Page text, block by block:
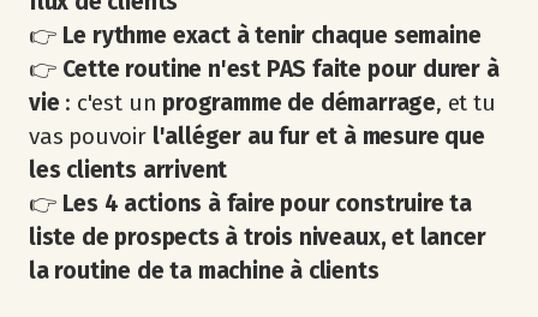
👉 Le rythme exact à tenir chaque semaine
👉 Cette routine n'est PAS faite pour durer à
vie : c'est un programme de démarrage, et tu
vas pouvoir l'alléger au fur et à mesure que
les clients arrivent
👉 Les 4 actions à faire pour construire ta
liste de prospects à trois niveaux, et lancer
la routine de ta machine à clients